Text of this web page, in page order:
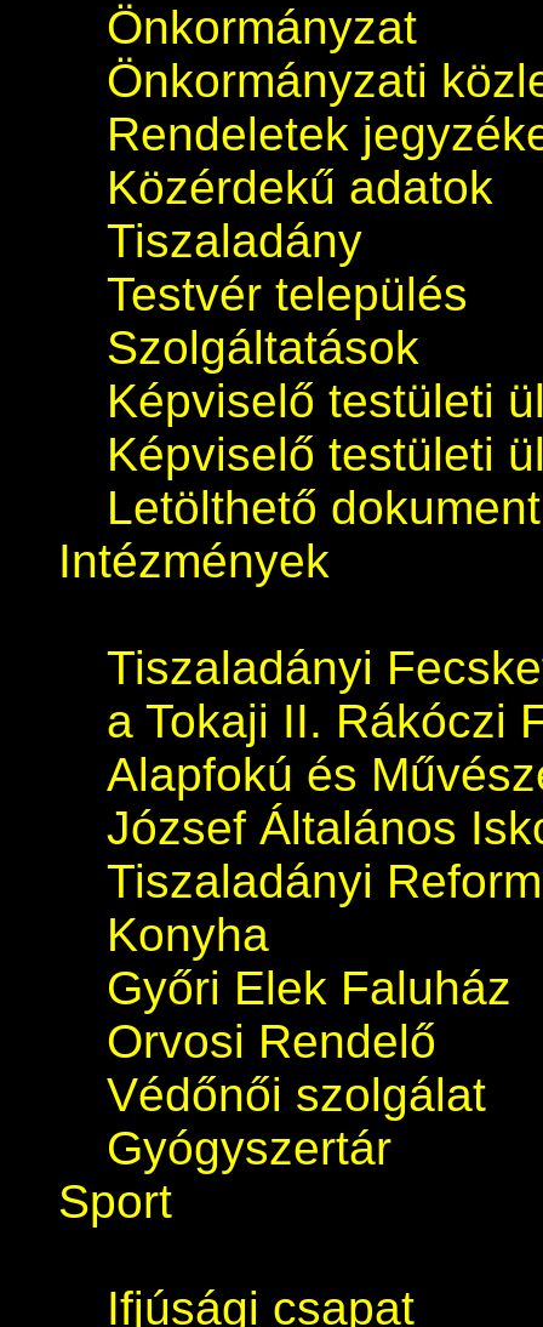
Önkormányzat
Önkormányzati
Rendeletek
Közérdekű adatok
Tiszaladány
Testvér település
Szolgáltatások
Képviselő testületi
Képviselő testületi
Letölthető
Intézmények
Tiszaladányi
a Tokaji II. Rákóczi
Alapfokú és
József Általános
Tiszaladányi
Konyha
Győri Elek Faluház
Orvosi Rendelő
Védőnői szolgálat
Gyógyszertár
Sport
Ifjúsági csapat